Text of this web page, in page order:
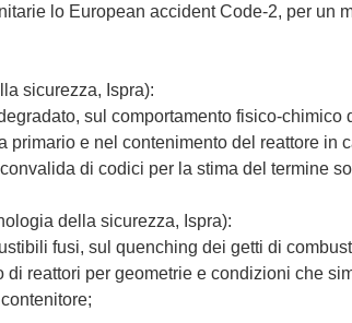
lo European accident Code-2, per un
sicurezza, Ispra):
sul comportamento fisico-chimico
e nel contenimento del reattore in
di codici per la stima del termine
della sicurezza, Ispra):
fusi, sul quenching dei getti di
reattori per geometrie e condizioni che